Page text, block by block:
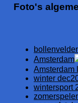
Foto's
Amsterdam
Amsterdam
winter
wintersport